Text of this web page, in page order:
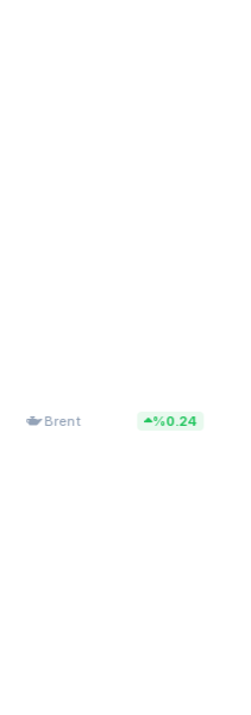
$79,64 BIST 100